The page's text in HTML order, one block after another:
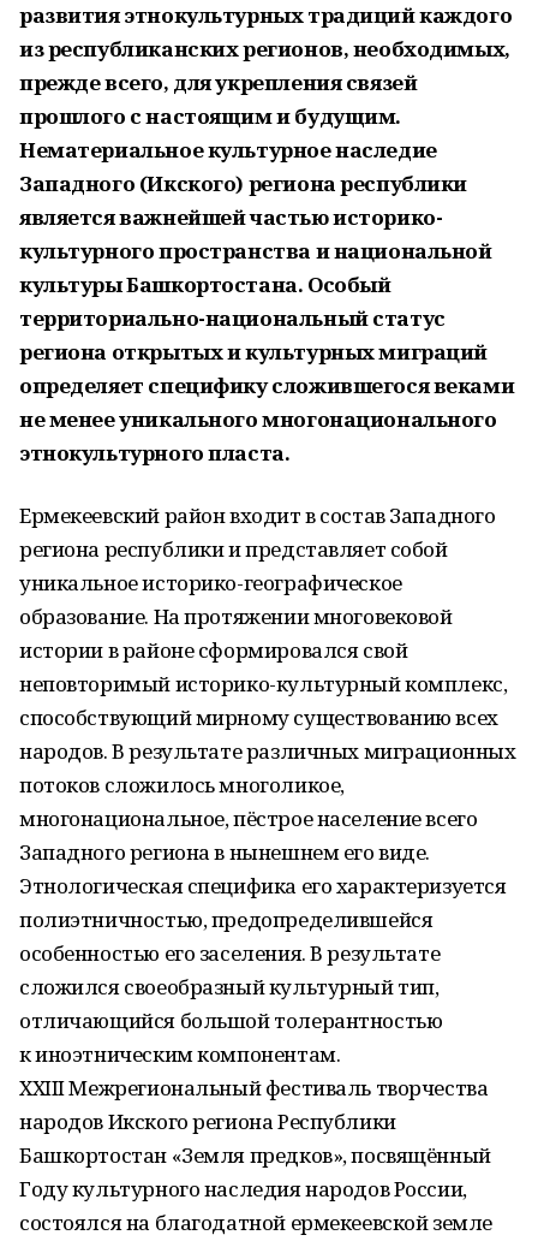
развития этнокультурных традиций каждого
из республиканских регионов, необходимых,
прежде всего, для укрепления связей
прошлого с настоящим и будущим.
Нематериальное культурное наследие
Западного (Икского) региона республики
является важнейшей частью историко-
культурного пространства и национальной
культуры Башкортостана. Особый
территориально-национальный статус
региона открытых и культурных миграций
определяет специфику сложившегося веками
не менее уникального многонационального
этнокультурного пласта.
Ермекеевский район входит в состав Западного
региона республики и представляет собой
уникальное историко-географическое
образование. На протяжении многовековой
истории в районе сформировался свой
неповторимый историко-культурный комплекс,
способствующий мирному существованию всех
народов. В результате различных миграционных
потоков сложилось многоликое,
многонациональное, пёстрое население всего
Западного региона в нынешнем его виде.
Этнологическая специфика его характеризуется
полиэтничностью, предопределившейся
особенностью его заселения. В результате
сложился своео­бразный культурный тип,
отличающийся большой толерантностью
к иноэтническим компонентам.
XXIII Межрегиональный фестиваль творчества
народов Икского региона Республики
Башкортостан «Земля предков», посвящённый
Году культурного наследия народов России,
состоялся на благодатной ермекеевской земле